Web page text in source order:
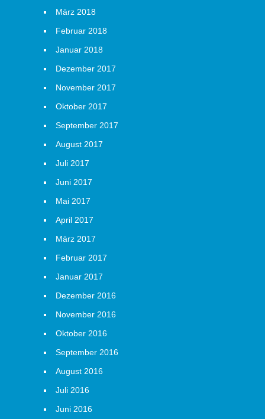
März 2018
Februar 2018
Januar 2018
Dezember 2017
November 2017
Oktober 2017
September 2017
August 2017
Juli 2017
Juni 2017
Mai 2017
April 2017
März 2017
Februar 2017
Januar 2017
Dezember 2016
November 2016
Oktober 2016
September 2016
August 2016
Juli 2016
Juni 2016